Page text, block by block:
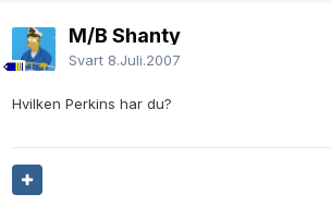
M/B Shanty
Svart 8.Juli.2007
Hvilken Perkins har du?